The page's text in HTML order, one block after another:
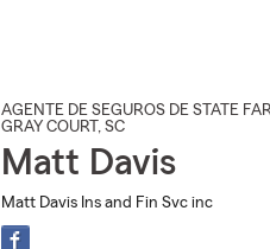
AGENTE DE SEGUROS DE STATE
GRAY COURT , SC
Matt Davis
Matt Davis Ins and Fin Svc inc